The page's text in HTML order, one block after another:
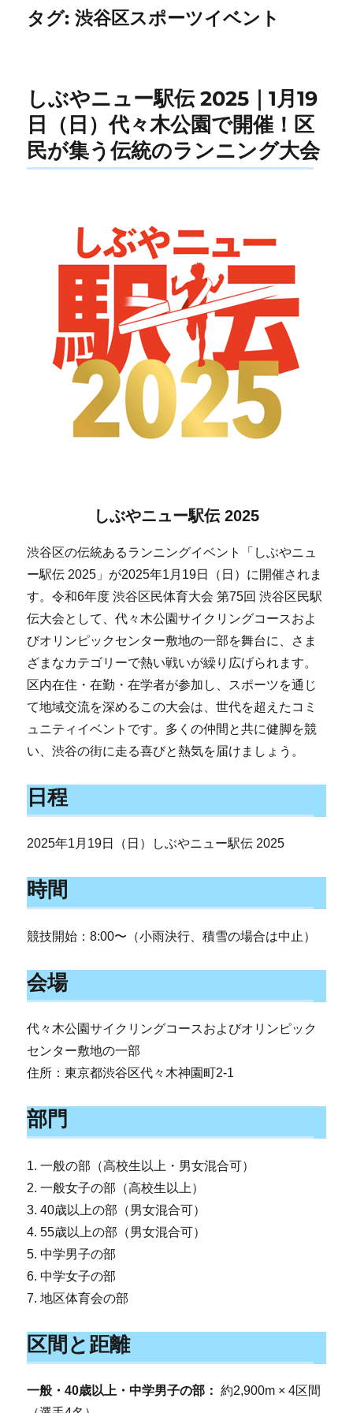
タグ:渋谷区スポーツイベント
しぶやニュー駅伝 2025｜1月19
日（日）代々木公園で開催！区
民が集う伝統のランニング大会
しぶやニュー駅伝 2025
渋谷区の伝統あるランニングイベント「しぶやニュ
ー駅伝 2025」が2025年1月19日（日）に開催されま
す。令和6年度 渋谷区民体育大会 第75回 渋谷区民駅
伝大会として、代々木公園サイクリングコースおよ
びオリンピックセンター敷地の一部を舞台に、さま
ざまなカテゴリーで熱い戦いが繰り広げられます。
区内在住・在勤・在学者が参加し、スポーツを通じ
て地域交流を深めるこの大会は、世代を超えたコミ
ュニティイベントです。多くの仲間と共に健脚を競
い、渋谷の街に走る喜びと熱気を届けましょう。
日程
2025年1月19日（日）しぶやニュー駅伝 2025
時間
競技開始：8:00〜（小雨決行、積雪の場合は中止）
会場
代々木公園サイクリングコースおよびオリンピック
センター敷地の一部
住所：東京都渋谷区代々木神園町2-1
部門
1. 一般の部（高校生以上・男女混合可）
2. 一般女子の部（高校生以上）
3. 40歳以上の部（男女混合可）
4. 55歳以上の部（男女混合可）
5. 中学男子の部
6. 中学女子の部
7. 地区体育会の部
区間と距離
一般・40歳以上・中学男子の部： 約2,900m × 4区間